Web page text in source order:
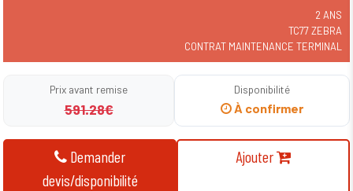
2 ANS
TC77 ZEBRA
CONTRAT MAINTENANCE TERMINAL
Prix avant remise
591.28€
Disponibilité
À confirmer
Demander
devis/disponibilité
Ajouter